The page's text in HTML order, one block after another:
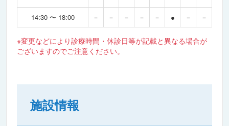
14:30 〜 18:00 － － － － － ● － －
※変更などにより診療時間・休診日等が記載と異なる場合が
ございますのでご注意ください。
施設情報